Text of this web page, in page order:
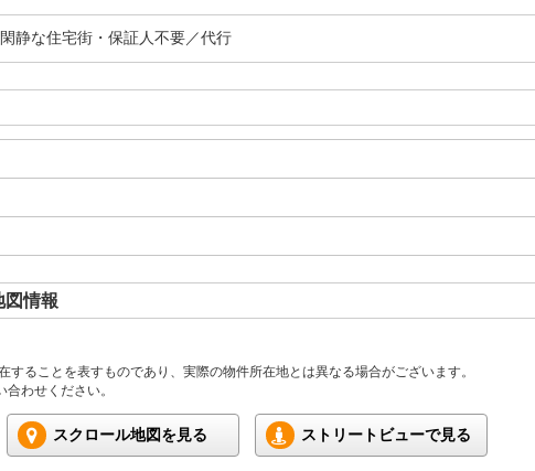
静な住宅街・保証人不要／代行
図情報
ることを表すものであり、実際の物件所在地とは異なる場合がございます。
わせください。
スクロール地図を見る ストリートビューで見る